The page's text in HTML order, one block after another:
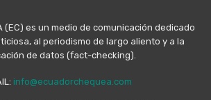
(EC) es un medio de comunicación dedicado
al periodismo de largo aliento y a la
de datos (fact-checking).
info@ecuadorchequea.com